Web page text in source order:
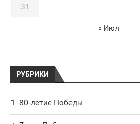
РУБРИКИ
80-летие Победы
31
« Июл